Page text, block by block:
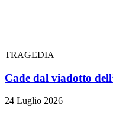
TRAGEDIA
Cade dal viadotto
24 Luglio 2026